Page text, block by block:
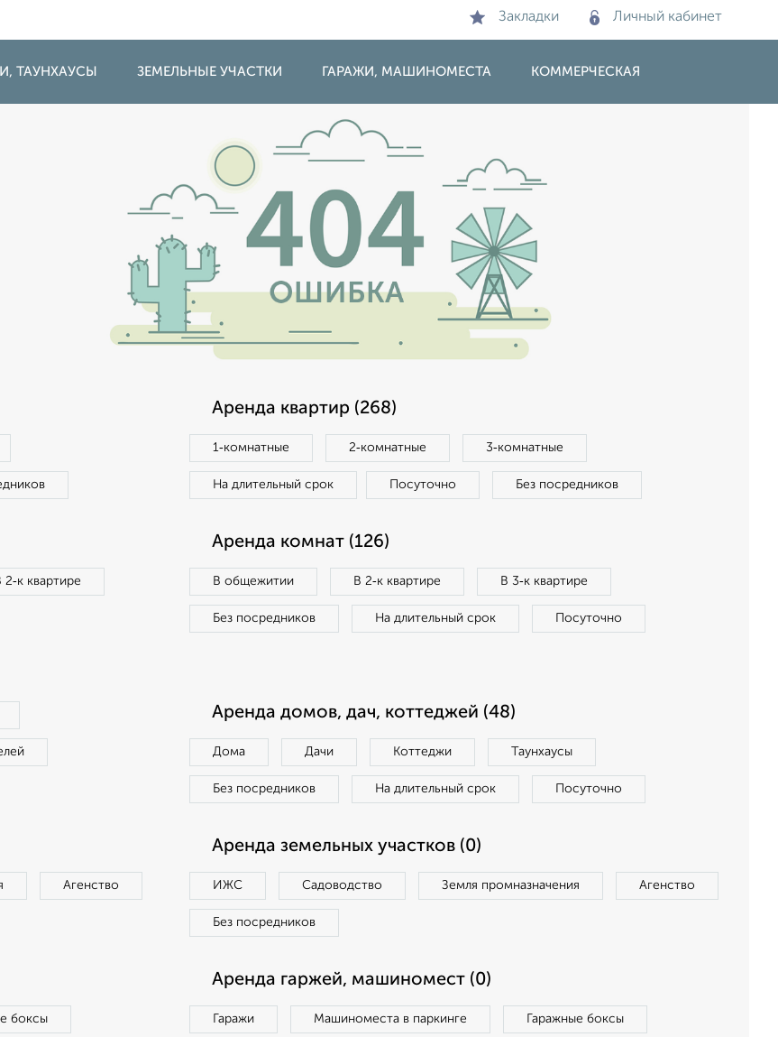
Закладки Личный кабинет
ТАУНХАУСЫ ЗЕМЕЛЬНЫЕ УЧАСТКИ ГАРАЖИ, МАШИНОМЕСТА КОММЕРЧЕСКАЯ
Аренда квартир (268)
1‑комнатные 2‑комнатные 3‑комнатные
На длительный срок Посуточно Без посредников
2‑к квартире
Аренда комнат (126)
В общежитии В 2‑к квартире В 3‑к квартире
Без посредников На длительный срок Посуточно
Аренда домов, дач, коттеджей (48)
Дома Дачи Коттеджи Таунхаусы
Без посредников На длительный срок Посуточно
Агенство
Аренда земельных участков (0)
ИЖС Садоводство Земля промназначения Агенство
Без посредников
боксы
Аренда гаржей, машиномест (0)
Гаражи Машиноместа в паркинге Гаражные боксы